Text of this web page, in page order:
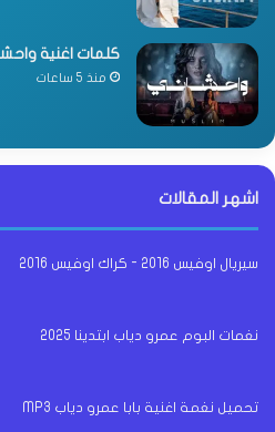
كلمات اغنية
منذ 5 ساعات
اشهر المقالات
سيريال اوفيس 2016 - كراك اوفيس 2016
نغمات البوم عمرو دياب ابتدينا 2025
تحميل نغمة اغنية بابا عمرو دياب MP3